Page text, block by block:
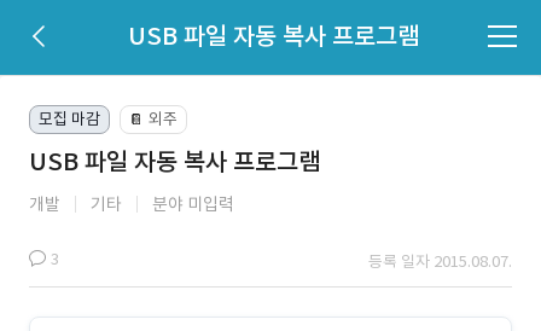
USB 파일 자동 복사 프로그램
모집 마감 📔 외주
USB 파일 자동 복사 프로그램
개발 기타 분야 미입력
3 등록 일자 2015.08.07.